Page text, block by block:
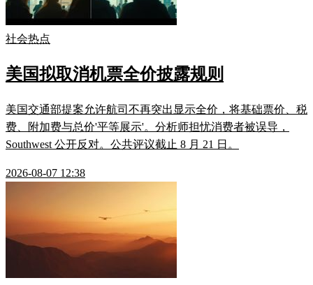
社会热点
美国拟取消机票全价披露规则
美国交通部提案允许航司不再突出显示全价，将基础票价、税
费、附加费与总价'平等展示'。分析师担忧消费者被误导，
Southwest 公开反对。公共评议截止 8 月 21 日。
2026-08-07 12:38